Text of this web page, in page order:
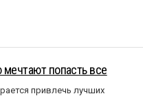
мечтают попасть все
привлечь лучших